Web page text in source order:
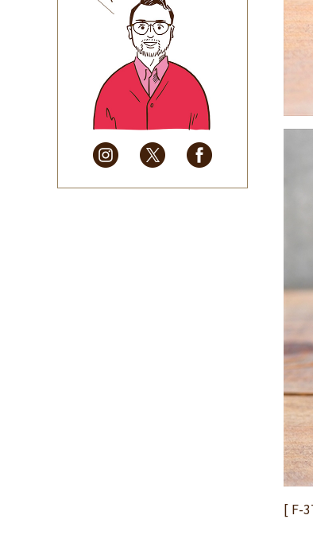
2025年8月(31)
2025年7月(37)
2025年6月(48)
2025年5月
(41)
2025年4月
(32)
2025年3月(31)
2025年2月
(28)
2025年1月
(34)
[ F-